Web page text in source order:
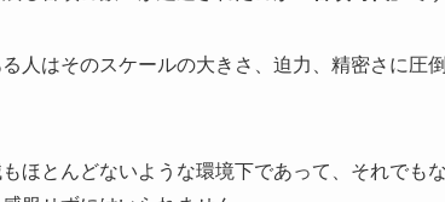
人はそのスケールの大きさ、迫力、精密さに圧
ほとんどないような環境下であって、それでも